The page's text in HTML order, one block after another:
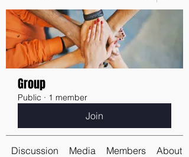
Group
Public · 1 member
Join
Discussion Media Members About